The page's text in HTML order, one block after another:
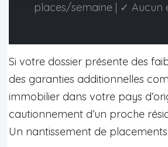
places/semaine | ✓ Aucun
Si votre dossier présente des
des garanties additionnelles
immobilier dans votre pays
cautionnement d’un proche
Un nantissement de